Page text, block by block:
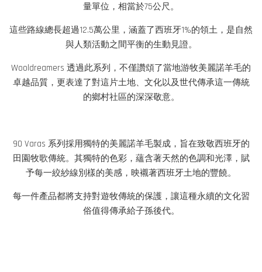
量單位，相當於75公尺。
這些路線總長超過12.5萬公里，涵蓋了西班牙1%的領土，是自然
與人類活動之間平衡的生動見證。
Wooldreamers 透過此系列，不僅讚頌了當地游牧美麗諾羊毛的
卓越品質，更表達了對這片土地、文化以及世代傳承這一傳統
的鄉村社區的深深敬意。
90 Varas 系列採用獨特的美麗諾羊毛製成，旨在致敬西班牙的
田園牧歌傳統。其獨特的色彩，蘊含著天然的色調和光澤，賦
予每一絞紗線別樣的美感，映襯著西班牙土地的豐饒。
每一件產品都將支持對遊牧傳統的保護，讓這種永續的文化習
俗值得傳承給子孫後代。